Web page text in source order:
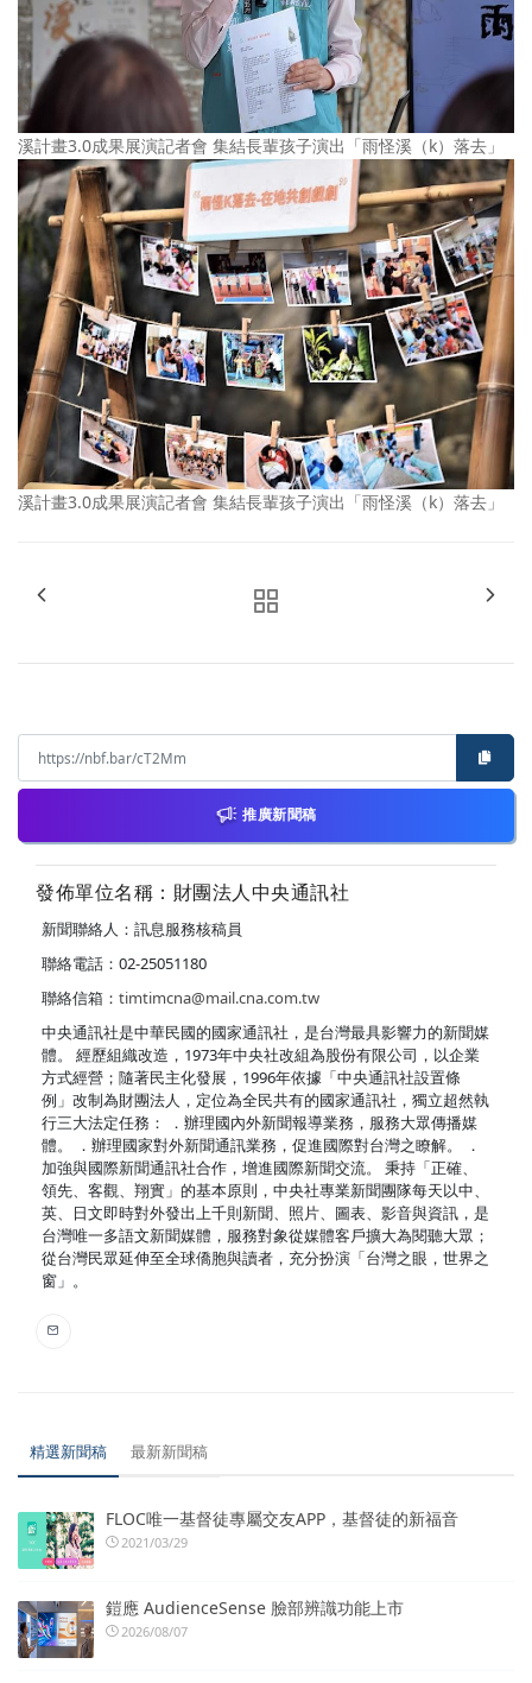
溪計畫3.0成果展演記者會 集結長輩孩子演出「雨怪溪（k）落去」
溪計畫3.0成果展演記者會 集結長輩孩子演出「雨怪溪（k）落去」
推廣新聞稿
發佈單位名稱：財團法人中央通訊社
新聞聯絡人：訊息服務核稿員
聯絡電話：02-25051180
聯絡信箱： timtimcna@mail.cna.com.tw
中央通訊社是中華民國的國家通訊社，是台灣最具影響力的新聞媒
體。 經歷組織改造，1973年中央社改組為股份有限公司，以企業
方式經營；隨著民主化發展，1996年依據「中央通訊社設置條
例」改制為財團法人，定位為全民共有的國家通訊社，獨立超然執
行三大法定任務： ．辦理國內外新聞報導業務，服務大眾傳播媒
體。 ．辦理國家對外新聞通訊業務，促進國際對台灣之瞭解。 ．
加強與國際新聞通訊社合作，增進國際新聞交流。 秉持「正確、
領先、客觀、翔實」的基本原則，中央社專業新聞團隊每天以中、
英、日文即時對外發出上千則新聞、照片、圖表、影音與資訊，是
台灣唯一多語文新聞媒體，服務對象從媒體客戶擴大為閱聽大眾；
從台灣民眾延伸至全球僑胞與讀者，充分扮演「台灣之眼，世界之
窗」。
精選新聞稿 最新新聞稿
FLOC唯一基督徒專屬交友APP，基督徒的新福音
2021/03/29
鎧應 AudienceSense 臉部辨識功能上市
2026/08/07